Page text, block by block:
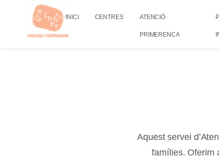
INICI CENTRES ATENCIÓ
PRIMERENCA
Aquest servei
famílies. Oferim